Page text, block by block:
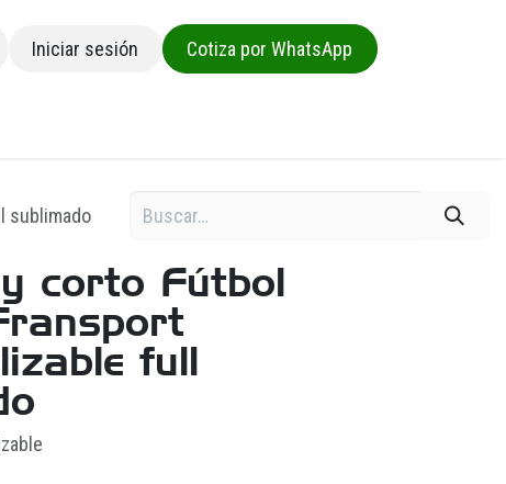
Iniciar sesión
Cotiza por WhatsApp
sublimado
corto Fútbol
full